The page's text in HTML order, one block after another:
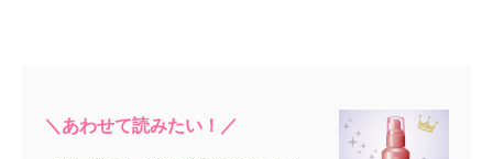
＼あわせて読みたい！／